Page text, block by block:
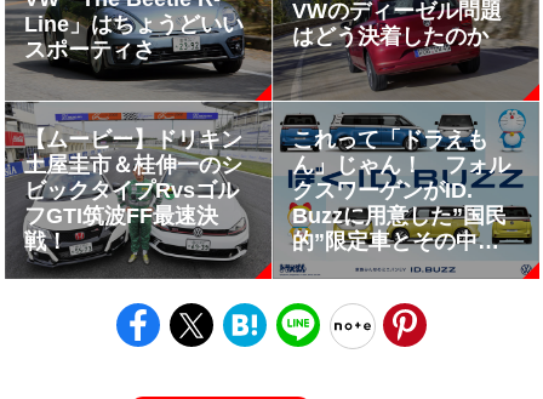
Line」はちょうどいい
スポーティさ
VWのディーゼル問題
はどう決着したのか
【ムービー】ドリキン
土屋圭市＆桂伸一のシ
ビックタイプRvsゴル
フGTI筑波FF最速決
戦！
これって「ドラえも
ん」じゃん！ フォル
クスワーゲンがID.
Buzzに用意した”国民
的”限定車とその中身
とは